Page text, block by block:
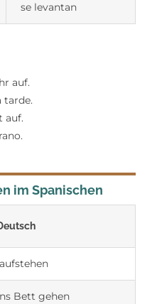
se levantan
auf.
tarde.
auf.
im Spanischen
aufstehen
Bett gehen